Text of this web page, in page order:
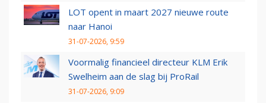
LOT opent in maart 2027 nieuwe route
naar Hanoi
31-07-2026, 9:59
Voormalig financieel directeur KLM Erik
Swelheim aan de slag bij ProRail
31-07-2026, 9:09